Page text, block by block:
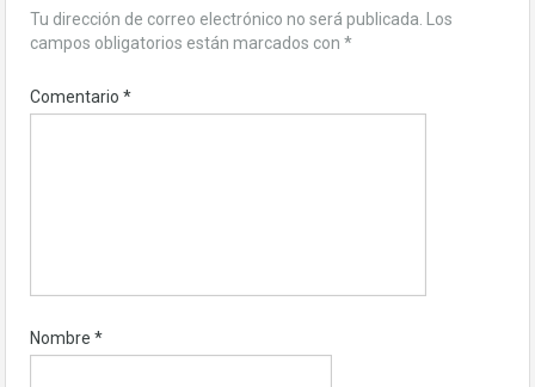
Tu dirección de correo electrónico no será publicada.
Los
campos obligatorios están marcados con *
Comentario *
Nombre *